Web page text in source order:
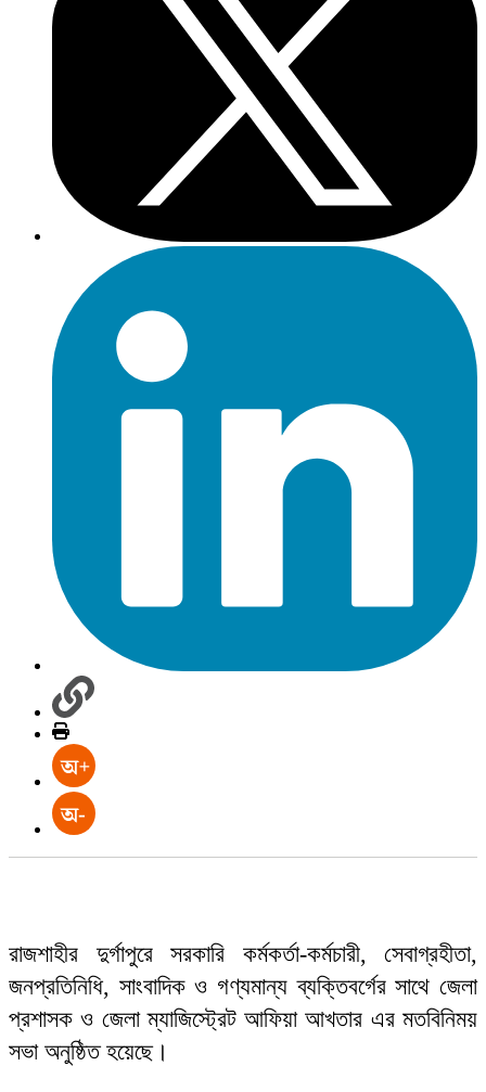
রাজশাহীর দুর্গাপুরে সরকারি কর্মকর্তা-কর্মচারী, সেবাগ্রহীতা,
জনপ্রতিনিধি, সাংবাদিক ও গণ্যমান্য ব্যক্তিবর্গের সাথে জেলা
প্রশাসক ও জেলা ম্যাজিস্ট্রেট আফিয়া আখতার এর মতবিনিময়
সভা অনুষ্ঠিত হয়েছে।